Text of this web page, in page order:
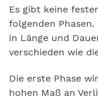
Es gibt keine
folgenden Phasen.
in Länge und
verschieden wie
Die erste Phase
hohen Maß an